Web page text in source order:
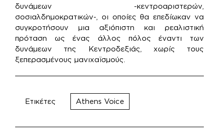
δυνάμεων -κεντροαριστερών,
σοσιαλδημοκρατικών-, οι οποίες θα επεδίωκαν να
συγκροτήσουν μια αξιόπιστη και ρεαλιστική
πρόταση ως ένας άλλος πόλος έναντι των
δυνάμεων της Κεντροδεξιάς, χωρίς τους
ξεπερασμένους μανιχαϊσμούς.
Ετικέτες Athens Voice